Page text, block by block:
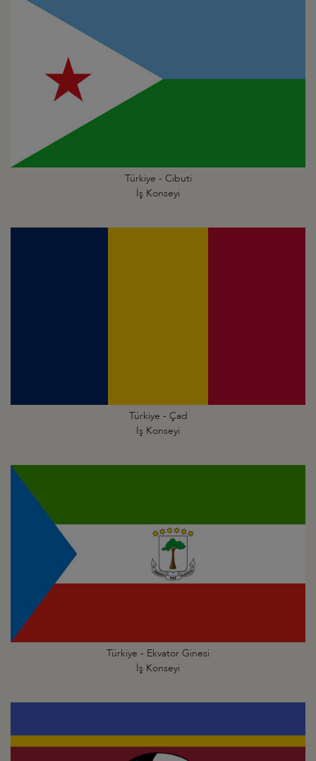
Türkiye - Cibuti
İş Konseyi
Türkiye - Çad
İş Konseyi
Türkiye - Ekvator Ginesi
İş Konseyi